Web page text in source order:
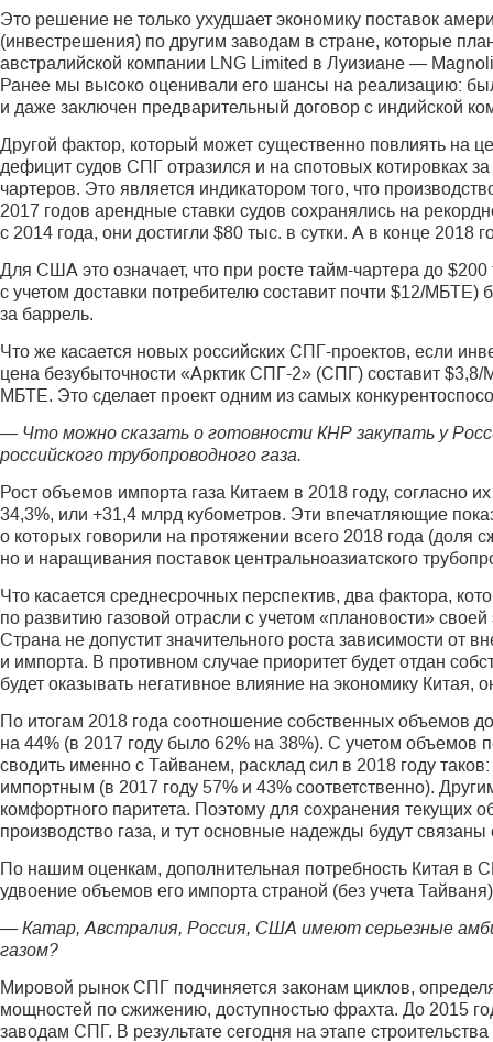
Это решение не только ухудшает экономику поставок
(инвестрешения) по другим заводам в стране, которые
австралийской компании LNG Limited в Луизиане —
Ранее мы высоко оценивали его шансы на реализацию:
и даже заключен предварительный договор с индийской
Другой фактор, который может существенно повлиять на
дефицит судов СПГ отразился и на спотовых котировках
чартеров. Это является индикатором того, что
2017 годов арендные ставки судов сохранялись на
с 2014 года, они достигли $80 тыс. в сутки. А в конце 2018
Для США это означает, что при росте тайм-чартера до $200
с учетом доставки потребителю составит почти $12/
за баррель.
Что же касается новых российских СПГ-проектов, если
цена безубыточности «Арктик СПГ-2» (СПГ) составит
МБТЕ. Это сделает проект одним из самых
— Что можно сказать о готовности КНР закупать у
российского трубопроводного газа.
Рост объемов импорта газа Китаем в 2018 году, согласно
34,3%, или +31,4 млрд кубометров. Эти впечатляющие
о которых говорили на протяжении всего 2018 года (доля
но и наращивания поставок центральноазиатского
Что касается среднесрочных перспектив, два фактора,
по развитию газовой отрасли с учетом «плановости»
Страна не допустит значительного роста зависимости от
и импорта. В противном случае приоритет будет отдан
будет оказывать негативное влияние на экономику Китая,
По итогам 2018 года соотношение собственных объемов
на 44% (в 2017 году было 62% на 38%). С учетом объемов
сводить именно с Тайванем, расклад сил в 2018 году
импортным (в 2017 году 57% и 43% соответственно).
комфортного паритета. Поэтому для сохранения текущих
производство газа, и тут основные надежды будут
По нашим оценкам, дополнительная потребность Китая в
удвоение объемов его импорта страной (без учета
— Катар, Австралия, Россия, США имеют серьезные
газом?
Мировой рынок СПГ подчиняется законам циклов,
мощностей по сжижению, доступностью фрахта. До 2015
заводам СПГ. В результате сегодня на этапе